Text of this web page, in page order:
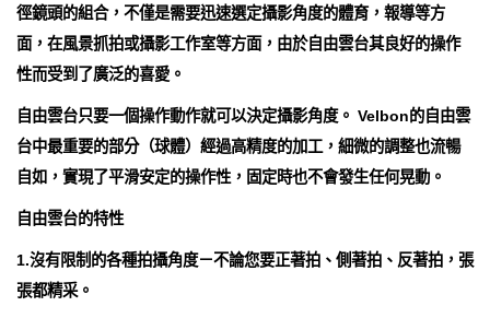
徑鏡頭的組合，不僅是需要迅速選定攝影角度的體育，報導等方
面，在風景抓拍或攝影工作室等方面，由於自由雲台其良好的操作
性而受到了廣泛的喜愛。
自由雲台只要一個操作動作就可以決定攝影角度。 Velbon的自由雲
台中最重要的部分（球體）經過高精度的加工，細微的調整也流暢
自如，實現了平滑安定的操作性，固定時也不會發生任何晃動。
自由雲台的特性
1.沒有限制的各種拍攝角度－不論您要正著拍、側著拍、反著拍，張
張都精采。